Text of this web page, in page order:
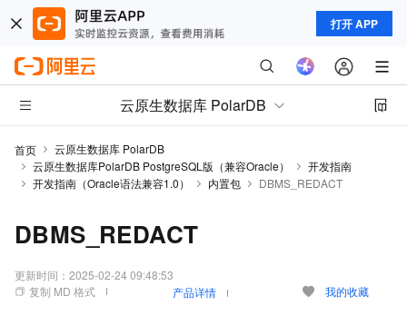
打开 APP
云原生数据库 PolarDB
首页
云原生数据库 PolarDB
云原生数据库PolarDB PostgreSQL版（兼容Oracle）
开发指南
开发指南（Oracle语法兼容1.0）
内置包 DBMS_REDACT
DBMS_REDACT
更新时间： 2025-02-24 09:48:53
复制 MD 格式
产品详情 我的收藏